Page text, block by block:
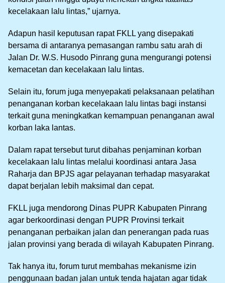
kecelakaan lalu lintas,” ujarnya.
Adapun hasil keputusan rapat FKLL yang disepakati
bersama di antaranya pemasangan rambu satu arah di
Jalan Dr. W.S. Husodo Pinrang guna mengurangi potensi
kemacetan dan kecelakaan lalu lintas.
Selain itu, forum juga menyepakati pelaksanaan pelatihan
penanganan korban kecelakaan lalu lintas bagi instansi
terkait guna meningkatkan kemampuan penanganan awal
korban laka lantas.
Dalam rapat tersebut turut dibahas penjaminan korban
kecelakaan lalu lintas melalui koordinasi antara Jasa
Raharja dan BPJS agar pelayanan terhadap masyarakat
dapat berjalan lebih maksimal dan cepat.
FKLL juga mendorong Dinas PUPR Kabupaten Pinrang
agar berkoordinasi dengan PUPR Provinsi terkait
penanganan perbaikan jalan dan penerangan pada ruas
jalan provinsi yang berada di wilayah Kabupaten Pinrang.
Tak hanya itu, forum turut membahas mekanisme izin
penggunaan badan jalan untuk tenda hajatan agar tidak